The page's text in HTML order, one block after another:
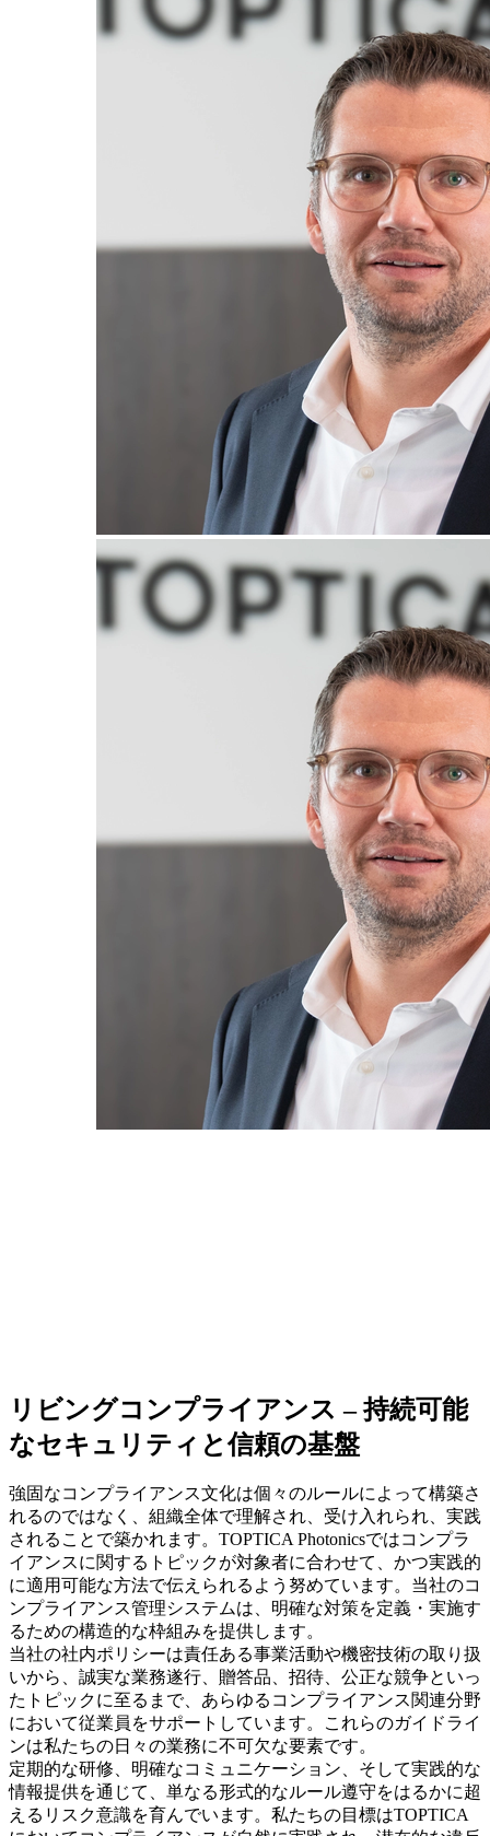
リビングコンプライアンス – 持続可能
なセキュリティと信頼の基盤
強固なコンプライアンス文化は個々のルールによって構築さ
れるのではなく、組織全体で理解され、受け入れられ、実践
されることで築かれます。TOPTICA Photonicsではコンプラ
イアンスに関するトピックが対象者に合わせて、かつ実践的
に適用可能な方法で伝えられるよう努めています。当社のコ
ンプライアンス管理システムは、明確な対策を定義・実施す
るための構造的な枠組みを提供します。
当社の社内ポリシーは責任ある事業活動や機密技術の取り扱
いから、誠実な業務遂行、贈答品、招待、公正な競争といっ
たトピックに至るまで、あらゆるコンプライアンス関連分野
において従業員をサポートしています。これらのガイドライ
ンは私たちの日々の業務に不可欠な要素です。
定期的な研修、明確なコミュニケーション、そして実践的な
情報提供を通じて、単なる形式的なルール遵守をはるかに超
えるリスク意識を育んでいます。私たちの目標はTOPTICA